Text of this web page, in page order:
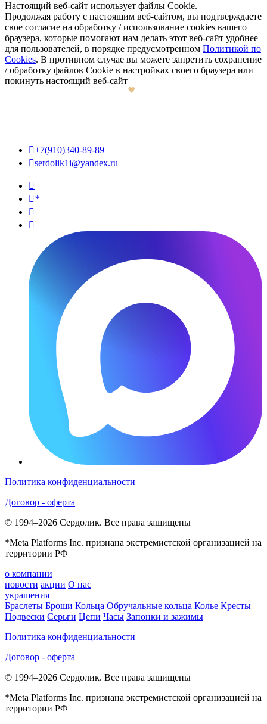
Настоящий веб-сайт использует файлы Cookie.
Продолжая работу с настоящим веб-сайтом, вы подтверждаете
свое согласие на обработку / использование cookies вашего
браузера, которые помогают нам делать этот веб-сайт удобнее
для пользователей, в порядке предусмотренном Политикой по
Cookies. В противном случае вы можете запретить сохранение
/ обработку файлов Cookie в настройках своего браузера или
покинуть настоящий веб-сайт
+7(910)340-89-89
serdolik1i@yandex.ru

*


Политика конфиденциальности
Договор - оферта
© 1994–2026 Сердолик. Все права защищены
*Meta Platforms Inc. признана экстремистской организацией на
территории РФ
о компании
новости акции О нас
украшения
Браслеты Броши Кольца Обручальные кольца Колье Кресты
Подвески Серьги Цепи Часы Запонки и зажимы
Политика конфиденциальности
Договор - оферта
© 1994–2026 Сердолик. Все права защищены
*Meta Platforms Inc. признана экстремистской организацией на
территории РФ